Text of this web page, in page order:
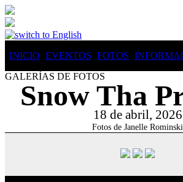
INICIO EVENTOS FOTOS INFO
GALERÍAS DE FOTOS
Snow Tha
18 de abril, 2026
Fotos de Janelle Rominski